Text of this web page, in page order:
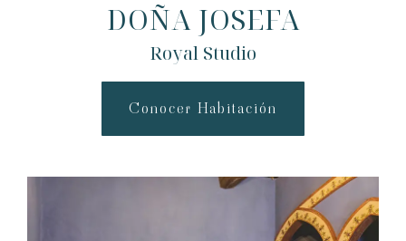
DOÑA JOSEFA
Royal Studio
Conocer Habitación